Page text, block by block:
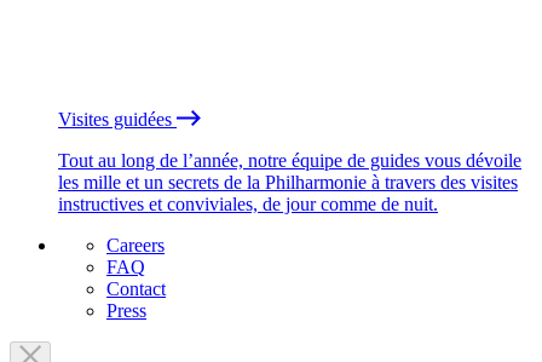
Visites guidées
Tout au long de l’année, notre équipe de guides vous dévoile
les mille et un secrets de la Philharmonie à travers des visites
instructives et conviviales, de jour comme de nuit.
Careers
FAQ
Contact
Press